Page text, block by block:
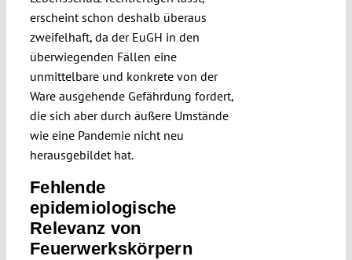
erscheint schon deshalb überaus
zweifelhaft, da der EuGH in den
überwiegenden Fällen eine
unmittelbare und konkrete von der
Ware ausgehende Gefährdung fordert,
die sich aber durch äußere Umstände
wie eine Pandemie nicht neu
herausgebildet hat.
Fehlende
epidemiologische
Relevanz von
Feuerwerkskörpern